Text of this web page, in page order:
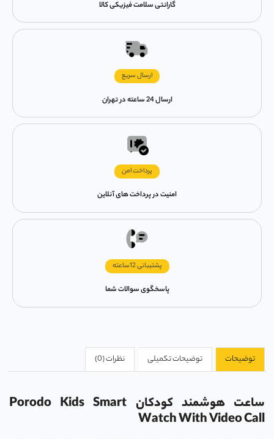
گارانتی سلامت فیزیکی کالا
ارسال سریع
ارسال 24 ساعته در تهران
پرداخت امن
امنیت در پرداخت های آنلاین
پشتیبانی 12ساعته
پاسخگوی سوالات شما
توضیحات توضیحات تکمیلی نظرات (0)
ساعت هوشمند کودکان Porodo Kids Smart
Watch With Video Call